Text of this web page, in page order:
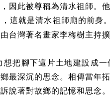
因此被尊稱為清水祖師。
這就是清水祖師廟的前身。
台灣著名畫家李梅樹主持
把腳下這片土地建設成
最深沉的思念。相傳當年
說著對故鄉的記憶和思念。